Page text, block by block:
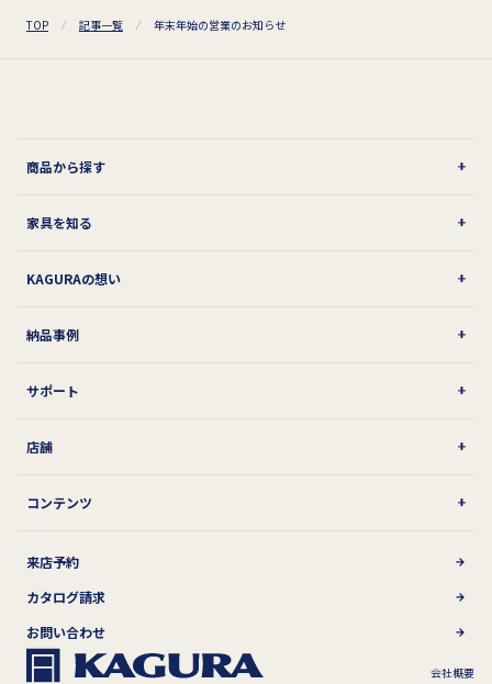
TOP 記事一覧 年末年始の営業のお知らせ
商品から探す
家具を知る
KAGURAの想い
納品事例
サポート
店舗
コンテンツ
来店予約
カタログ請求
お問い合わせ
会社概要